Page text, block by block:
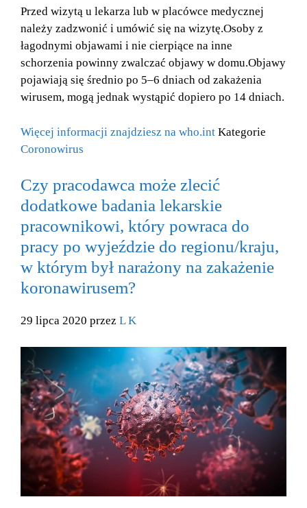
Przed wizytą u lekarza lub w placówce medycznej
należy zadzwonić i umówić się na wizytę.Osoby z
łagodnymi objawami i nie cierpiące na inne
schorzenia powinny zwalczać objawy w domu.Objawy
pojawiają się średnio po 5–6 dniach od zakażenia
wirusem, mogą jednak wystąpić dopiero po 14 dniach.
Więcej informacji znajdziesz na who.int Kategorie
Coronowirus
Czy pracodawca może zlecić
dodatkowe badania lekarskie
pracownikowi, który powraca do
pracy po wyjeździe do regionu/kraju,
w którym był narażony na zakażenie
koronawirusem?
29 lipca 2020 przez L K